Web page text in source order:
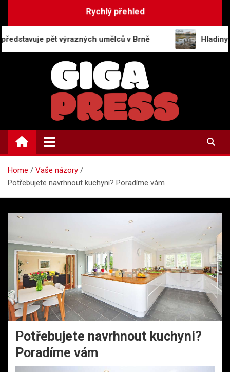
Rychlý přehled
umělců v Brně Hladiny rybníků v
GigaPress.cz
Zpravodajství | Press info
Home
Vaše názory
Potřebujete navrhnout kuchyni? Poradíme vám
Potřebujete navrhnout kuchyni?
Poradíme vám